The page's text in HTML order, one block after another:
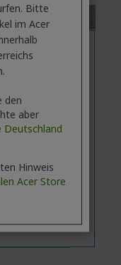
Bitte
im Acer
den
aber
Deutschland
Hinweis
Acer Store